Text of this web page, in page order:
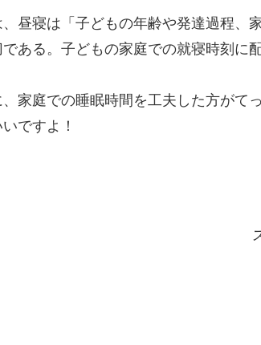
昼寝は「子どもの年齢や発達過程
ある。子どもの家庭での就寝時刻に
家庭での睡眠時間を工夫した方が
ですよ！